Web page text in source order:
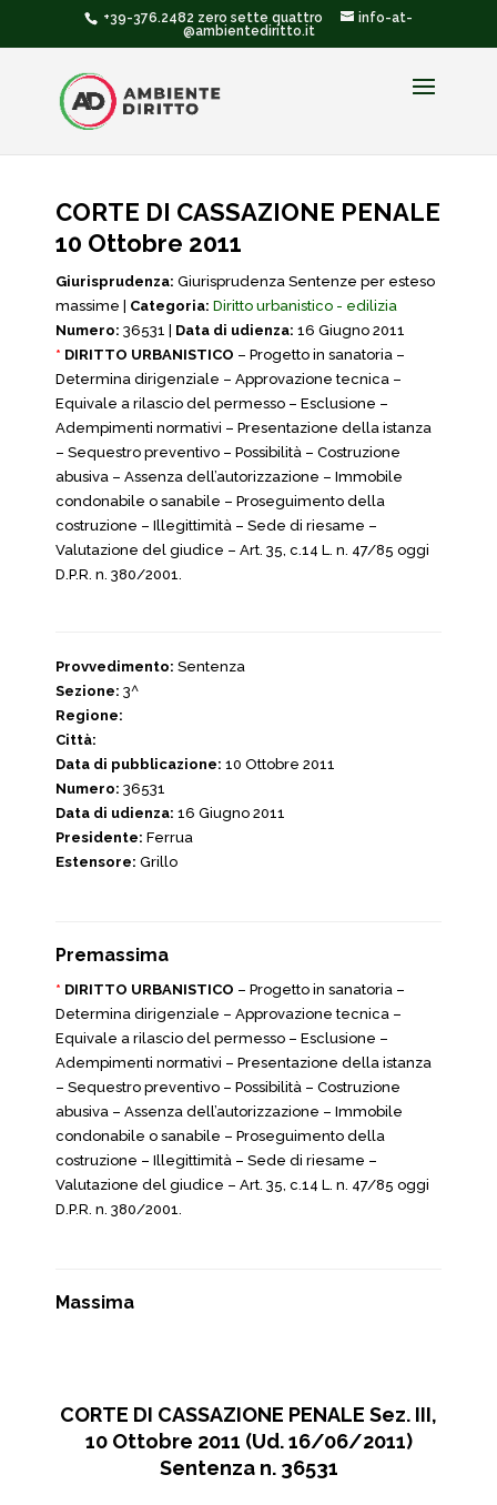
+39-376.2482 zero sette quattro
info-at-
@ambientediritto.it
CORTE DI CASSAZIONE PENALE
10 Ottobre 2011
Giurisprudenza: Giurisprudenza Sentenze per esteso
massime | Categoria: Diritto urbanistico - edilizia
Numero: 36531 | Data di udienza: 16 Giugno 2011
* DIRITTO URBANISTICO – Progetto in sanatoria –
Determina dirigenziale – Approvazione tecnica –
Equivale a rilascio del permesso – Esclusione –
Adempimenti normativi – Presentazione della istanza
– Sequestro preventivo – Possibilità – Costruzione
abusiva – Assenza dell’autorizzazione – Immobile
condonabile o sanabile – Proseguimento della
costruzione – Illegittimità – Sede di riesame –
Valutazione del giudice – Art. 35, c.14 L. n. 47/85 oggi
D.P.R. n. 380/2001.
Provvedimento: Sentenza
Sezione: 3^
Regione:
Città:
Data di pubblicazione: 10 Ottobre 2011
Numero: 36531
Data di udienza: 16 Giugno 2011
Presidente: Ferrua
Estensore: Grillo
Premassima
* DIRITTO URBANISTICO – Progetto in sanatoria –
Determina dirigenziale – Approvazione tecnica –
Equivale a rilascio del permesso – Esclusione –
Adempimenti normativi – Presentazione della istanza
– Sequestro preventivo – Possibilità – Costruzione
abusiva – Assenza dell’autorizzazione – Immobile
condonabile o sanabile – Proseguimento della
costruzione – Illegittimità – Sede di riesame –
Valutazione del giudice – Art. 35, c.14 L. n. 47/85 oggi
D.P.R. n. 380/2001.
Massima
CORTE DI CASSAZIONE PENALE Sez. III,
10 Ottobre 2011 (Ud. 16/06/2011)
Sentenza n. 36531